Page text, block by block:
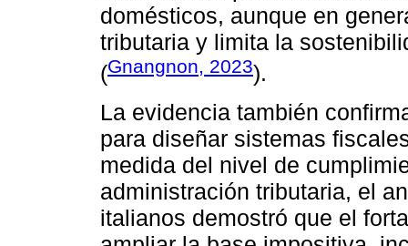
domésticos, aunque en
tributaria y limita la
(Gnangnon, 2023).
La evidencia también
para diseñar sistemas
medida del nivel de
administración tributaria, el
italianos demostró que el